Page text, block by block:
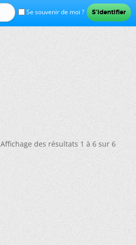
Se souvenir de moi ?
Affichage des résultats 1 à 6 sur 6